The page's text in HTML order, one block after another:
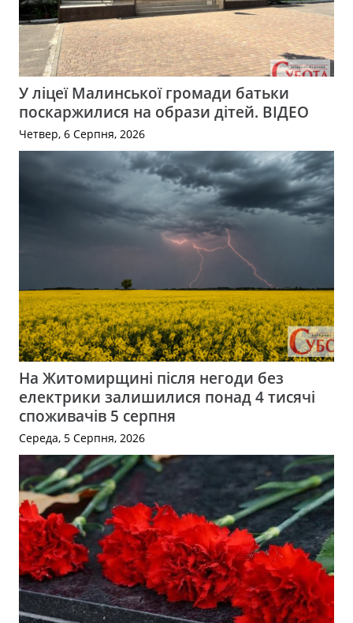
У ліцеї Малинської громади батьки
поскаржилися на образи дітей. ВІДЕО
Четвер, 6 Серпня, 2026
На Житомирщині після негоди без
електрики залишилися понад 4 тисячі
споживачів 5 серпня
Середа, 5 Серпня, 2026